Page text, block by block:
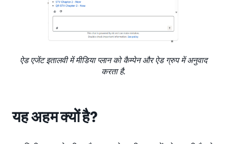
ऐड एजेंट इतालवी में मीडिया प्लान को कैम्पेन और ऐड ग्रुप में अनुवाद
करता है.
यह अहम क्यों है?